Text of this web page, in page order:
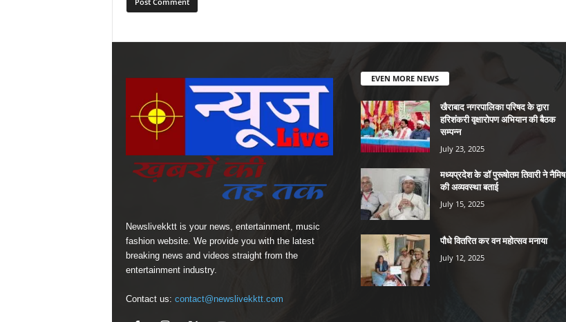
Newslivekktt is your news, entertainment, music
fashion website. We provide you with the latest
breaking news and videos straight from the
entertainment industry.
Contact us: contact@newslivekktt.com
EVEN MORE NEWS
खैराबाद नगरपालिका परिषद के द्वारा
हरिशंकरी वृक्षारोपण अभियान की बैठक
सम्पन्न
July 23, 2025
मध्यप्रदेश के डॉ पुरूषोतम तिवारी ने नैमिष
की अव्यवस्था बताई
July 15, 2025
पौधे वितरित कर वन महोत्सव मनाया
July 12, 2025